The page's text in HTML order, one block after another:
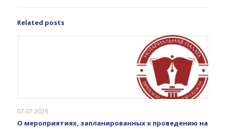
Related posts
07.07.2026
О мероприятиях, запланированных к проведению на